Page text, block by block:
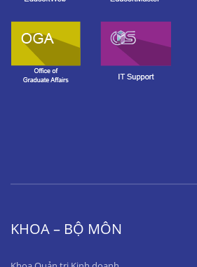
KHOA – BỘ MÔN